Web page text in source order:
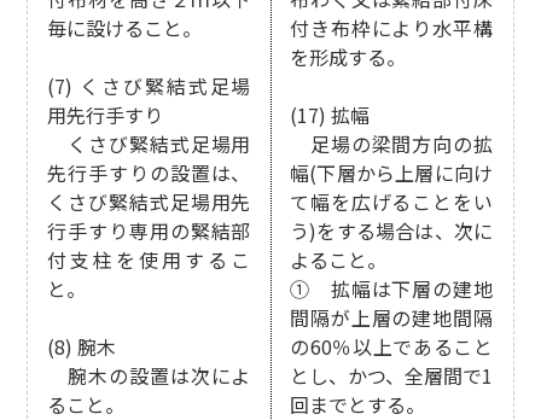
毎に設けること。
(7) くさび緊結式足場
用先行手すり
くさび緊結式足場用
先行手すりの設置は、
くさび緊結式足場用先
行手すり専用の緊結部
付支柱を使用するこ
と。
(8) 腕木
腕木の設置は次によ
ること。
付き布枠により水平構
を形成する。
(17) 拡幅
足場の梁間方向の拡
幅(下層から上層に向け
て幅を広げることをい
う)をする場合は、次に
よること。
① 拡幅は下層の建地
間隔が上層の建地間隔
の60％以上であること
とし、かつ、全層間で1
回までとする。